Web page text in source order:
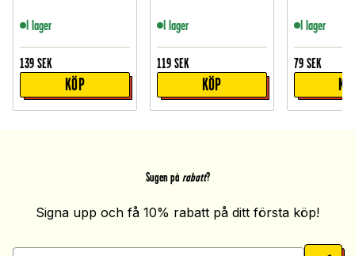
I lager
139 SEK
KÖP
I lager
119 SEK
KÖP
I lager
79 SEK
Sugen på rabatt?
Signa upp och få 10% rabatt på ditt första köp!